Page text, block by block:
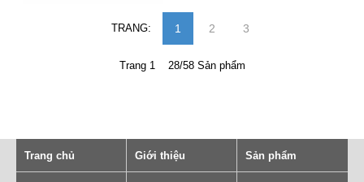
TRANG: 1 2 3
Trang 1 28/58 Sản phẩm
Trang chủ Giới thiệu Sản phẩm